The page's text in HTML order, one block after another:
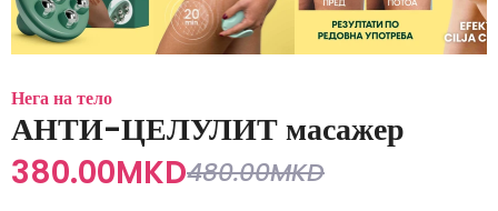
Нега на тело
АНТИ-ЦЕЛУЛИТ масажер
380.00MKD480.00MKD